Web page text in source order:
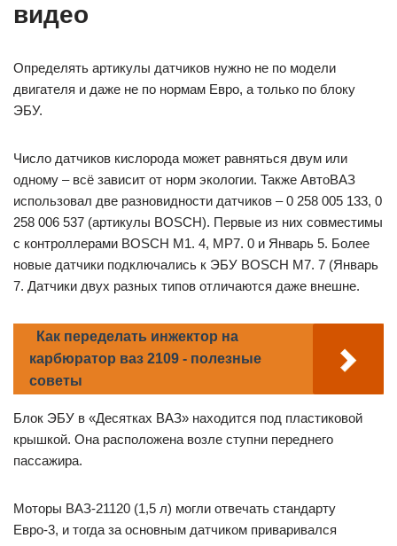
видео
Определять артикулы датчиков нужно не по модели
двигателя и даже не по нормам Евро, а только по блоку
ЭБУ.
Число датчиков кислорода может равняться двум или
одному – всё зависит от норм экологии. Также АвтоВАЗ
использовал две разновидности датчиков – 0 258 005 133, 0
258 006 537 (артикулы BOSCH). Первые из них совместимы
с контроллерами BOSCH M1. 4, MP7. 0 и Январь 5. Более
новые датчики подключались к ЭБУ BOSCH M7. 7 (Январь
7. Датчики двух разных типов отличаются даже внешне.
Как переделать инжектор на
карбюратор ваз 2109 - полезные
советы
Блок ЭБУ в «Десятках ВАЗ» находится под пластиковой
крышкой. Она расположена возле ступни переднего
пассажира.
Моторы ВАЗ-21120 (1,5 л) могли отвечать стандарту
Евро-3, и тогда за основным датчиком приваривался